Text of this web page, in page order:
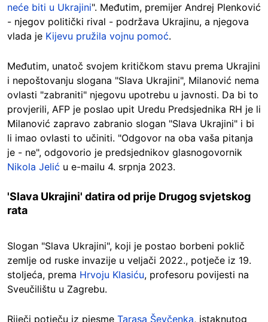
neće biti u Ukrajini". Međutim, premijer Andrej Plenković
- njegov politički rival - podržava Ukrajinu, a njegova
vlada je Kijevu pružila vojnu pomoć.
Međutim, unatoč svojem kritičkom stavu prema Ukrajini
i nepoštovanju slogana "Slava Ukrajini", Milanović nema
ovlasti "zabraniti" njegovu upotrebu u javnosti. Da bi to
provjerili, AFP je poslao upit Uredu Predsjednika RH je li
Milanović zapravo zabranio slogan "Slava Ukrajini" i bi
li imao ovlasti to učiniti. "Odgovor na oba vaša pitanja
je - ne", odgovorio je predsjednikov glasnogovornik
Nikola Jelić u e-mailu 4. srpnja 2023.
'Slava Ukrajini' datira od prije Drugog svjetskog
rata
Slogan "Slava Ukrajini", koji je postao borbeni poklič
zemlje od ruske invazije u veljači 2022., potječe iz 19.
stoljeća, prema Hrvoju Klasiću, profesoru povijesti na
Sveučilištu u Zagrebu.
Riječi potječu iz pjesme Tarasa Ševčenka, istaknutog